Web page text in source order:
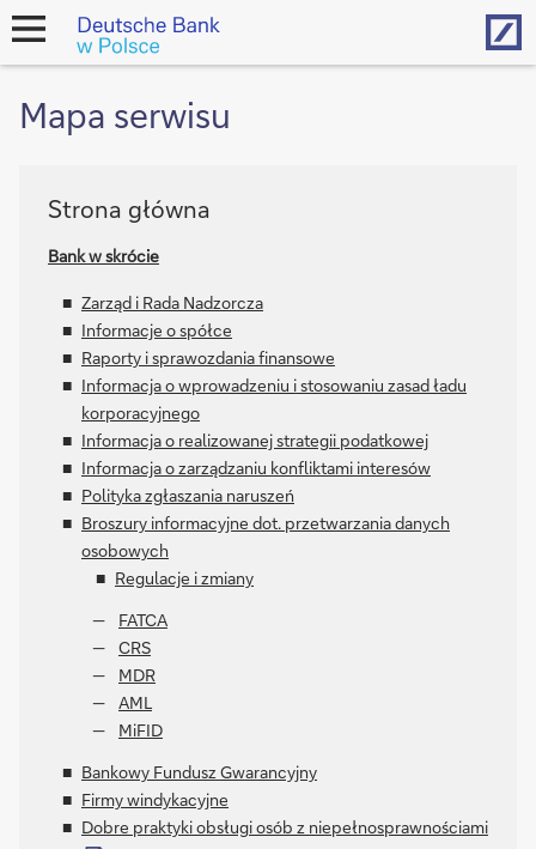
open
Mapa serwisu
Strona główna
Bank w skrócie
Zarząd i Rada Nadzorcza
Informacje o spółce
Raporty i sprawozdania finansowe
Informacja o wprowadzeniu i stosowaniu zasad ładu
korporacyjnego
Informacja o realizowanej strategii podatkowej
Informacja o zarządzaniu konfliktami interesów
Polityka zgłaszania naruszeń
Broszury informacyjne dot. przetwarzania danych
osobowych
Regulacje i zmiany
FATCA
CRS
MDR
AML
MiFID
Bankowy Fundusz Gwarancyjny
Firmy windykacyjne
Dobre praktyki obsługi osób z niepełnosprawnościami